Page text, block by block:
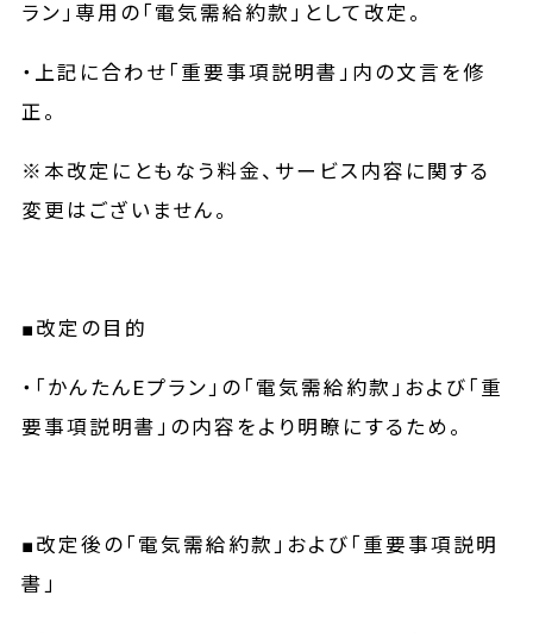
ラン」専用の「電気需給約款」として改定。
・上記に合わせ「重要事項説明書」内の文言を修
正。
※本改定にともなう料金、サービス内容に関する
変更はございません。
■改定の目的
・「かんたんEプラン」の「電気需給約款」および「重
要事項説明書」の内容をより明瞭にするため。
■改定後の「電気需給約款」および「重要事項説明
書」